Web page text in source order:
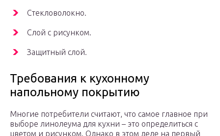
Стекловолокно.
Слой с рисунком.
Защитный слой.
Требования к кухонному
напольному покрытию
Многие потребители считают, что самое главное при
выборе линолеума для кухни – это определиться с
цветом и рисунком. Однако в этом деле на первый